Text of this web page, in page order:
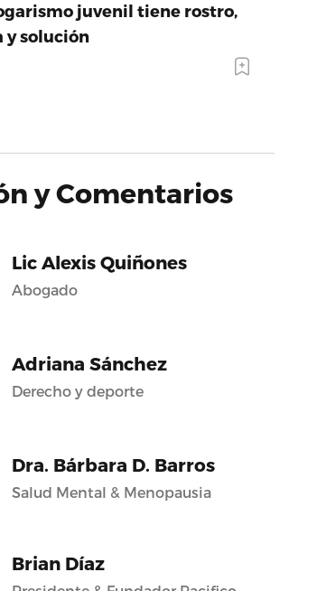
juvenil tiene rostro,
y solución
y Comentarios
Lic Alexis Quiñones
Abogado
Adriana Sánchez
Derecho y deporte
Dra. Bárbara D. Barros
Salud Mental & Menopausia
Brian Díaz